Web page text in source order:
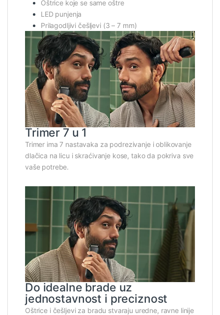
Oštrice koje se same oštre
LED punjenja
Prilagodljivi češljevi (3 – 7 mm)
Trimer 7 u 1
Trimer ima 7 nastavaka za podrezivanje i oblikovanje
dlačica na licu i skraćivanje kose, tako da pokriva sve
vaše potrebe.
Do idealne brade uz
jednostavnost i preciznost
Oštrice i češljevi za bradu stvaraju uredne, ravne linije